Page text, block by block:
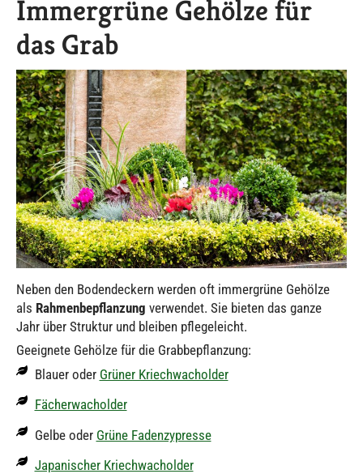
Immergrüne Gehölze für
das Grab
Neben den Bodendeckern werden oft immergrüne Gehölze
als Rahmenbepflanzung verwendet. Sie bieten das ganze
Jahr über Struktur und bleiben pflegeleicht.
Geeignete Gehölze für die Grabbepflanzung:
Blauer oder Grüner Kriechwacholder
Fächerwacholder
Gelbe oder Grüne Fadenzypresse
Japanischer Kriechwacholder